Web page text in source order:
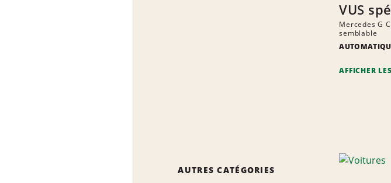
VUS
Mercedes G
semblable
AFFICHER
AUTRES CATÉGORIES